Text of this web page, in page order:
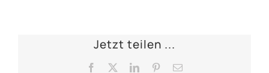
Jetzt teilen ...
Facebook LinkedInPinterest
E-